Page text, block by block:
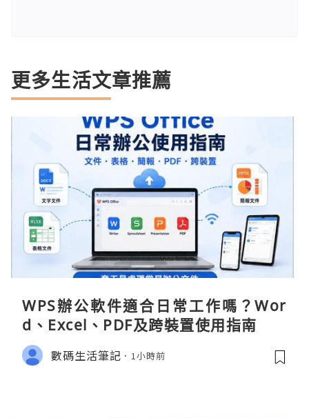
更多生活文章推薦
WPS辦公軟件適合日常工作嗎？Wor
d、Excel、PDF及跨裝置使用指南
數碼生活筆記 1小時前